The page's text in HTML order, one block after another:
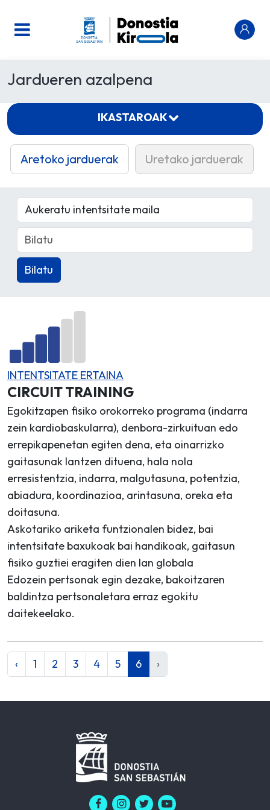
Jardueren azalpena
Aretoko jarduerak Uretako jarduerak
Bilatu
INTENTSITATE ERTAINA
CIRCUIT TRAINING
Egokitzapen fisiko orokorreko programa (indarra
zein kardiobaskularra), denbora-zirkuituan edo
errepikapenetan egiten dena, eta oinarrizko
gaitasunak lantzen dituena, hala nola
erresistentzia, indarra, malgutasuna, potentzia,
abiadura, koordinazioa, arintasuna, oreka eta
doitasuna.
Askotariko ariketa funtzionalen bidez, bai
intentsitate baxukoak bai handikoak, gaitasun
fisiko guztiei eragiten dien lan globala
Edozein pertsonak egin dezake, bakoitzaren
baldintza pertsonaletara erraz egokitu
daitekeelako.
‹ 1 2 3 4 5 6 ›
IKASTAROAK